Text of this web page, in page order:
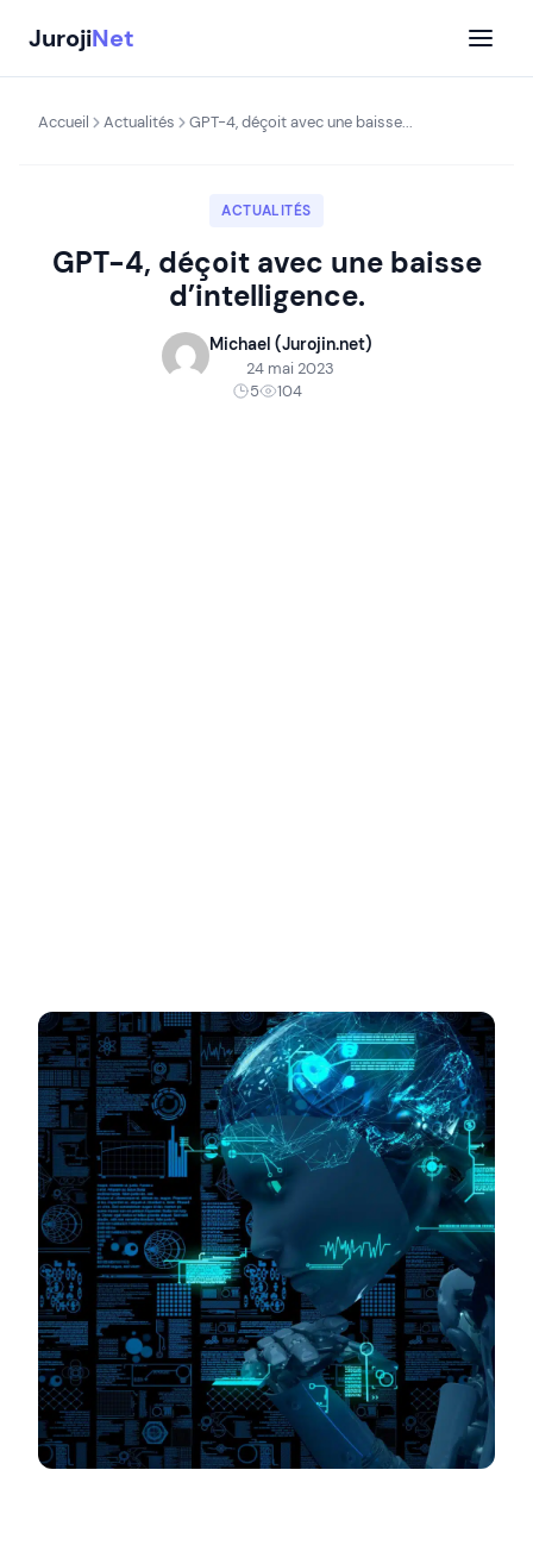
contenu
JurojiNet
Accueil Actualités GPT-4, déçoit avec une baisse...
ACTUALITÉS
GPT-4, déçoit avec une baisse
d’intelligence.
Michael (Jurojin.net)
24 mai 2023
5
104